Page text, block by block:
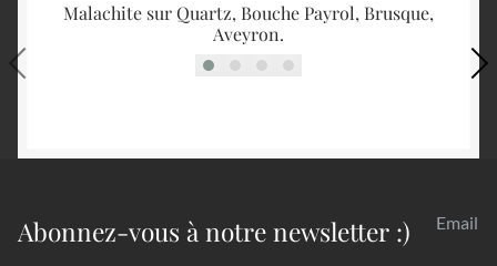
Malachite sur Quartz, Bouche Payrol, Brusque,
Aveyron.
Abonnez-vous à notre newsletter :) Email